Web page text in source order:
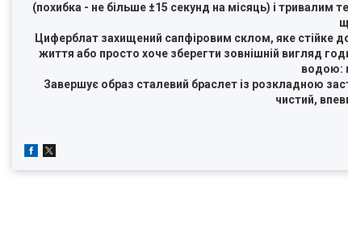
(похибка - не більше ±15 секунд на місяць) і тривалим
Циферблат захищений сапфіровим склом, яке стійке
життя або просто хоче зберегти зовнішній вигляд
водою:
Завершує образ сталевий браслет із розкладною
чистий,